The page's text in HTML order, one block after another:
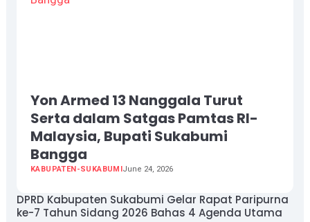
Yon Armed 13 Nanggala Turut
Serta dalam Satgas Pamtas RI-
Malaysia, Bupati Sukabumi
Bangga
KABUPATEN-SUKABUMIJune 24, 2026
DPRD Kabupaten Sukabumi Gelar Rapat Paripurna
ke-7 Tahun Sidang 2026 Bahas 4 Agenda Utama